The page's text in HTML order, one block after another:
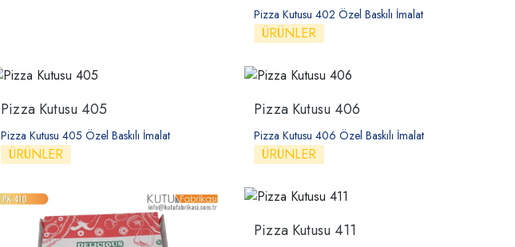
Pizza Kutusu 402 Özel Baskılı İmalat
ÜRÜNLER
Pizza Kutusu 405
Pizza Kutusu 405 Özel Baskılı İmalat
ÜRÜNLER
Pizza Kutusu 406
Pizza Kutusu 406 Özel Baskılı İmalat
ÜRÜNLER
Pizza Kutusu 411